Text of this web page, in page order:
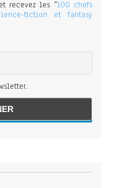
recevez les "100 chefs
fiction et fantasy